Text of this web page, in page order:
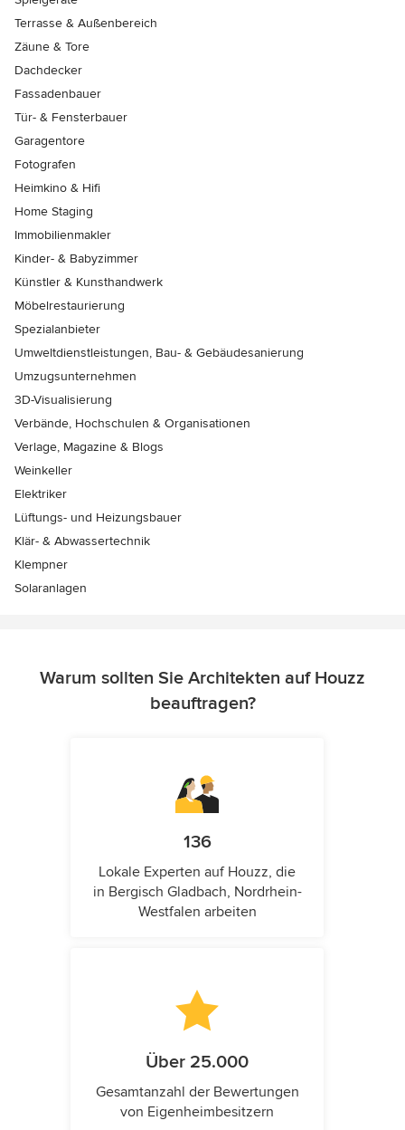
Terrasse & Außenbereich
Zäune & Tore
Dachdecker
Fassadenbauer
Tür- & Fensterbauer
Garagentore
Fotografen
Heimkino & Hifi
Home Staging
Immobilienmakler
Kinder- & Babyzimmer
Künstler & Kunsthandwerk
Möbelrestaurierung
Spezialanbieter
Umweltdienstleistungen, Bau- & Gebäudesanierung
Umzugsunternehmen
3D-Visualisierung
Verbände, Hochschulen & Organisationen
Verlage, Magazine & Blogs
Weinkeller
Elektriker
Lüftungs- und Heizungsbauer
Klär- & Abwassertechnik
Klempner
Solaranlagen
Warum sollten Sie Architekten auf Houzz
beauftragen?
136
Lokale Experten auf Houzz, die
in Bergisch Gladbach, Nordrhein-
Westfalen arbeiten
Über 25.000
Gesamtanzahl der Bewertungen
von Eigenheimbesitzern